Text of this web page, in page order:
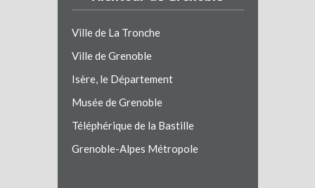
Ville de La Tronche
Ville de Grenoble
Isère, le Département
Musée de Grenoble
Téléphérique de la Bastille
Grenoble-Alpes Métropole